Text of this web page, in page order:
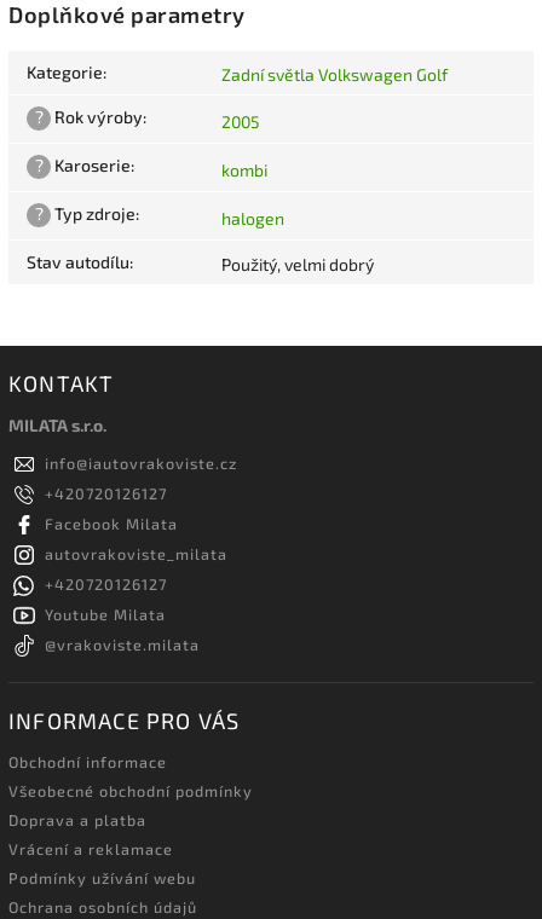
Doplňkové parametry
Kategorie: Zadní světla Volkswagen Golf
? Rok výroby: 2005
? Karoserie: kombi
? Typ zdroje: halogen
Stav autodílu: Použitý, velmi dobrý
KONTAKT
MILATA s.r.o.
info@iautovrakoviste.cz
+420720126127
Facebook Milata
autovrakoviste_milata
+420720126127
Youtube Milata
@vrakoviste.milata
INFORMACE PRO VÁS
Obchodní informace
Všeobecné obchodní podmínky
Doprava a platba
Vrácení a reklamace
Podmínky užívání webu
Ochrana osobních údajů